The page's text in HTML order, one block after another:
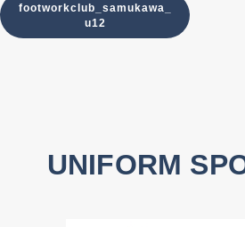
footworkclub_samukawa_
u12
UNIFORM